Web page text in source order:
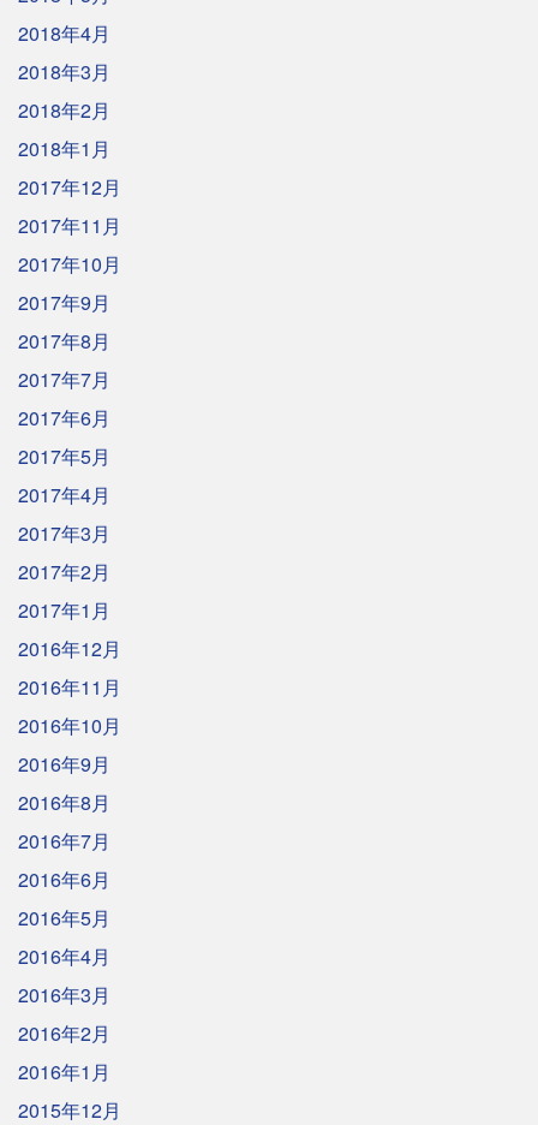
2018年4月
2018年3月
2018年2月
2018年1月
2017年12月
2017年11月
2017年10月
2017年9月
2017年8月
2017年7月
2017年6月
2017年5月
2017年4月
2017年3月
2017年2月
2017年1月
2016年12月
2016年11月
2016年10月
2016年9月
2016年8月
2016年7月
2016年6月
2016年5月
2016年4月
2016年3月
2016年2月
2016年1月
2015年12月